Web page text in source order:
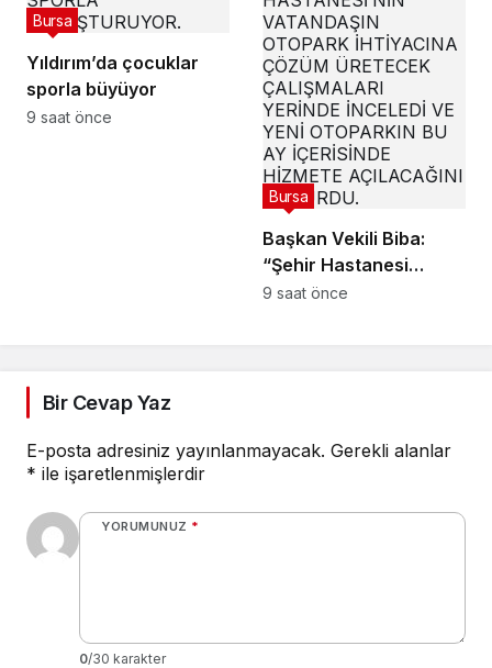
Yıldırım’da çocuklar
sporla büyüyor
Bursa
9 saat önce
Başkan Vekili Biba:
“Şehir Hastanesi
otoparkı bu ay hizmete
Bursa
9 saat önce
Bir Cevap Yaz
E-posta adresiniz yayınlanmayacak. Gerekli alanlar
* ile işaretlenmişlerdir
YORUMUNUZ *
0/30 karakter